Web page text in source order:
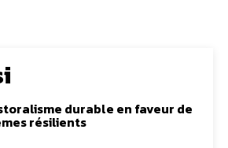
durable en faveur de
résilients